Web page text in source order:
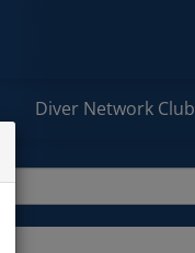
Diver Network Club